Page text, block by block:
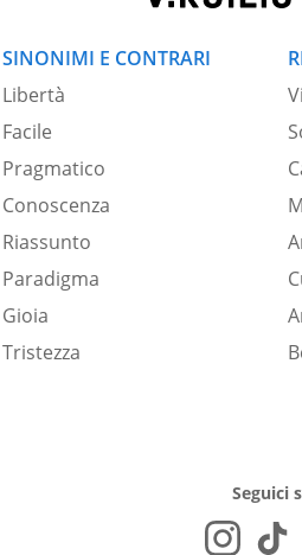
SINONIMI E CONTRARI
Libertà
Facile
Pragmatico
Conoscenza
Riassunto
Paradigma
Gioia
Tristezza
Seguici